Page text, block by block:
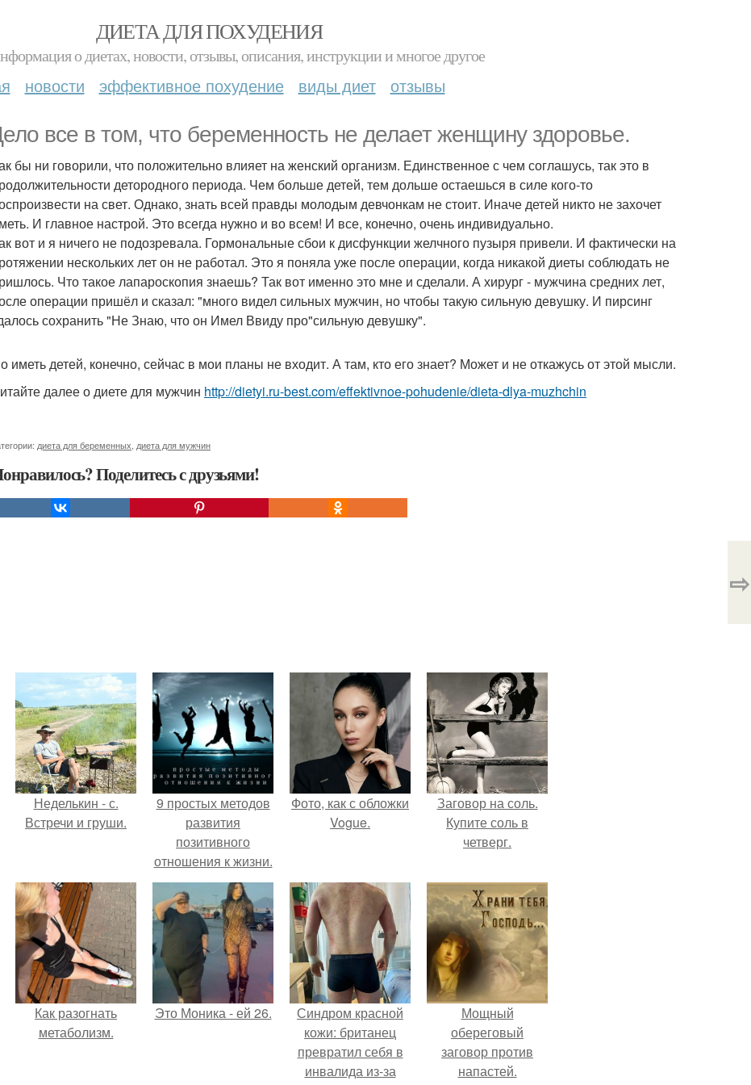
ДИЕТА ДЛЯ ПОХУДЕНИЯ
о диетах, новости, отзывы, описания, инструкции и многое другое
новости эффективное похудение виды диет отзывы
все в том, что беременность не делает женщину здоровье.
бы ни говорили, что положительно влияет на женский организм. Единственное с чем соглашусь, так это в
детородного периода. Чем больше детей, тем дольше остаешься в силе кого-то
на свет. Однако, знать всей правды молодым девчонкам не стоит. Иначе детей никто не захочет
И главное настрой. Это всегда нужно и во всем! И все, конечно, очень индивидуально.
вот и я ничего не подозревала. Гормональные сбои к дисфункции желчного пузыря привели. И фактически на
нескольких лет он не работал. Это я поняла уже после операции, когда никакой диеты соблюдать не
Что такое лапароскопия знаешь? Так вот именно это мне и сделали. А хирург - мужчина средних лет,
операции пришёл и сказал: "много видел сильных мужчин, но чтобы такую сильную девушку. И пирсинг
сохранить "Не Знаю, что он Имел Ввиду про"сильную девушку".
иметь детей, конечно, сейчас в мои планы не входит. А там, кто его знает? Может и не откажусь от этой мысли.
далее о диете для мужчин http://dietyi.ru-best.com/effektivnoe-pohudenie/dieta-dlya-muzhchin
диета для беременных диета для мужчин
Поделитесь с друзьями!
⇨
Неделькин - с.
Встречи и груши.
9 простых методов
развития
позитивного
отношения к жизни.
Фото, как с обложки
Vogue.
Заговор на соль.
Купите соль в
четверг.
Как разогнать
метаболизм.
Это Моника - ей 26.
Синдром красной
кожи: британец
превратил себя в
инвалида из-за
Мощный
обереговый
заговор против
напастей.